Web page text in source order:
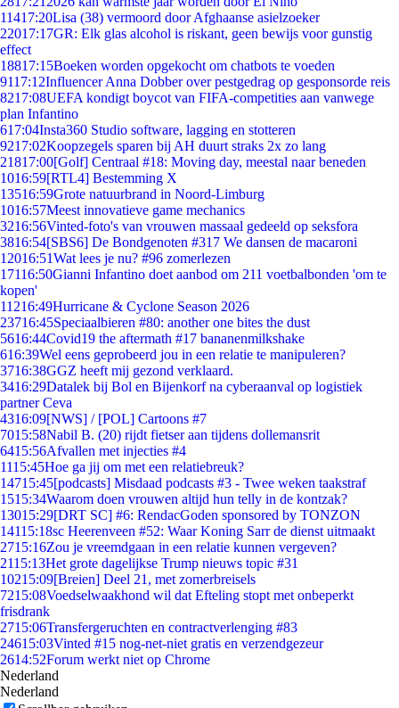
11417:20Lisa (38) vermoord door Afghaanse asielzoeker
22017:17GR: Elk glas alcohol is riskant, geen bewijs voor gunstig
effect
18817:15Boeken worden opgekocht om chatbots te voeden
9117:12Influencer Anna Dobber over pestgedrag op gesponsorde reis
8217:08UEFA kondigt boycot van FIFA-competities aan vanwege
plan Infantino
617:04Insta360 Studio software, lagging en stotteren
9217:02Koopzegels sparen bij AH duurt straks 2x zo lang
21817:00[Golf] Centraal #18: Moving day, meestal naar beneden
1016:59[RTL4] Bestemming X
13516:59Grote natuurbrand in Noord-Limburg
1016:57Meest innovatieve game mechanics
3216:56Vinted-foto's van vrouwen massaal gedeeld op seksfora
3816:54[SBS6] De Bondgenoten #317 We dansen de macaroni
12016:51Wat lees je nu? #96 zomerlezen
17116:50Gianni Infantino doet aanbod om 211 voetbalbonden 'om te
kopen'
11216:49Hurricane & Cyclone Season 2026
23716:45Speciaalbieren #80: another one bites the dust
5616:44Covid19 the aftermath #17 bananenmilkshake
616:39Wel eens geprobeerd jou in een relatie te manipuleren?
3716:38GGZ heeft mij gezond verklaard.
3416:29Datalek bij Bol en Bijenkorf na cyberaanval op logistiek
partner Ceva
4316:09[NWS] / [POL] Cartoons #7
7015:58Nabil B. (20) rijdt fietser aan tijdens dollemansrit
6415:56Afvallen met injecties #4
1115:45Hoe ga jij om met een relatiebreuk?
14715:45[podcasts] Misdaad podcasts #3 - Twee weken taakstraf
1515:34Waarom doen vrouwen altijd hun telly in de kontzak?
13015:29[DRT SC] #6: RendacGoden sponsored by TONZON
14115:18sc Heerenveen #52: Waar Koning Sarr de dienst uitmaakt
2715:16Zou je vreemdgaan in een relatie kunnen vergeven?
2115:13Het grote dagelijkse Trump nieuws topic #31
10215:09[Breien] Deel 21, met zomerbreisels
7215:08Voedselwaakhond wil dat Efteling stopt met onbeperkt
frisdrank
2715:06Transfergeruchten en contractverlenging #83
24615:03Vinted #15 nog-net-niet gratis en verzendgezeur
2614:52Forum werkt niet op Chrome
Nederland
Nederland